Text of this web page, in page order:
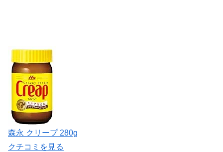
森永 クリープ 280g
クチコミを見る